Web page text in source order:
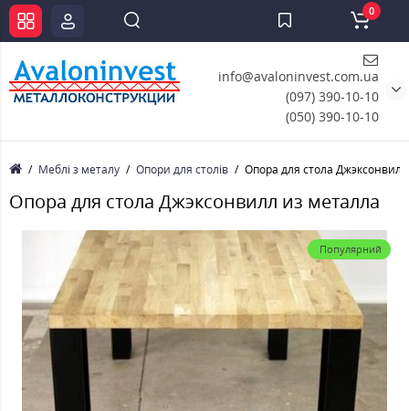
info@avaloninvest.com.ua
(097) 390-10-10
(050) 390-10-10
0
Меблі з металу Опори для столів Опора для стола
Опора для стола Джэксонвилл из металла
Популярний